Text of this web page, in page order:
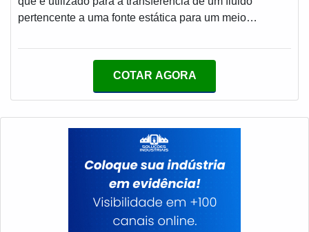
melhor opção para o cliente final.QUALIDADE
COMPROVADA NO SEGMENTOSomente na
solução para quem busca vedações industriais. A
empresa oferece opções como selo mecânico bomba
ksb e união rotativa com ótima qualidade e precisão.A
qualificado, através de funcionários especializados e
cuidadosos, que entendem a necessidade de cada
cliente. Também foram investidos valores consideráveis
em instalações de qualidade, aumentando a eficiência
da marca.A MECFLU Selos Mecânicos é uma empresa
que tem se destacado da concorrência pela seriedade
e qualidade que garantem uma entrega de excelência
pertencente a uma fonte estática para um meio
PRODUTOEsta peça, quando provida de um sistema
permite durante a rotação dos mesmos, a entrada do
vapor e saída do condensado.A união rotativa fornece
COTAR AGORA